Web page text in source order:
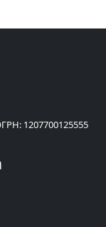
1207700125555